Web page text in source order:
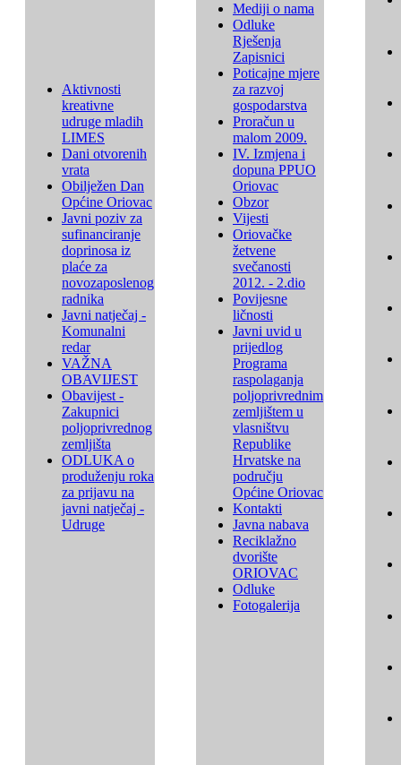
Aktivnosti
kreativne
udruge mladih
LIMES
Dani otvorenih
vrata
Obilježen Dan
Općine Oriovac
Javni poziv za
sufinanciranje
doprinosa iz
plaće za
novozaposlenog
radnika
Javni natječaj -
Komunalni
redar
VAŽNA
OBAVIJEST
Obavijest -
Zakupnici
poljoprivrednog
zemljišta
ODLUKA o
produženju roka
za prijavu na
javni natječaj -
Udruge
Mediji o nama
Odluke
Rješenja
Zapisnici
Poticajne mjere
za razvoj
gospodarstva
Proračun u
malom 2009.
IV. Izmjena i
dopuna PPUO
Oriovac
Obzor
Vijesti
Oriovačke
žetvene
svečanosti
2012. - 2.dio
Povijesne
ličnosti
Javni uvid u
prijedlog
Programa
raspolaganja
poljoprivrednim
zemljištem u
vlasništvu
Republike
Hrvatske na
području
Općine Oriovac
Kontakti
Javna nabava
Reciklažno
dvorište
ORIOVAC
Odluke
Fotogalerija